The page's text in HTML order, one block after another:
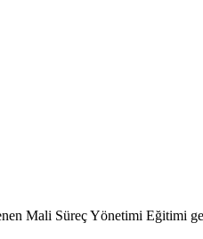
Mali Süreç Yönetimi Eğitimi